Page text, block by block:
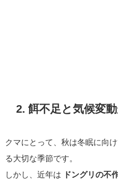
2. 餌不足と気候変
クマにとって、秋は冬眠に向
る大切な季節です。
しかし、近年は
ドングリの不